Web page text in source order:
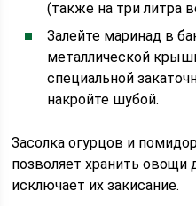
(также на три литра
Залейте маринад в
металлической
специальной
накройте шубой.
Засолка огурцов и
позволяет хранить овощи
исключает их закисание.